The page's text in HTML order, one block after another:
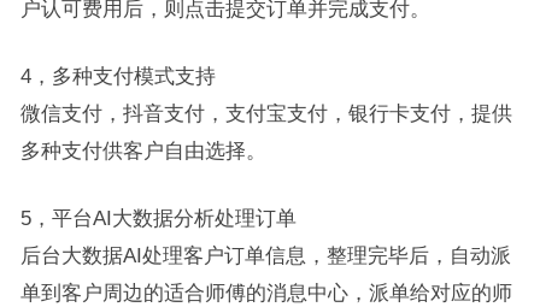
户认可费用后，则点击提交订单并完成支付。
4，多种支付模式支持
微信支付，抖音支付，支付宝支付，银行卡支付，提供
多种支付供客户自由选择。
5，平台AI大数据分析处理订单
后台大数据AI处理客户订单信息，整理完毕后，自动派
单到客户周边的适合师傅的消息中心，派单给对应的师